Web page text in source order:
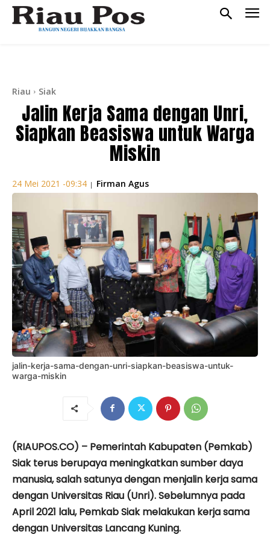
Riau Siak
Jalin Kerja Sama dengan Unri,
Siapkan Beasiswa untuk Warga
Miskin
24 Mei 2021 -09:34 | Firman Agus
jalin-kerja-sama-dengan-unri-siapkan-beasiswa-untuk-
warga-miskin
(RIAUPOS.CO) – Pemerintah Kabupaten (Pemkab)
Siak terus berupaya meningkatkan sumber daya
manusia, salah satunya dengan menjalin kerja sama
dengan Universitas Riau (Unri). Sebelumnya pada
April 2021 lalu, Pemkab Siak melakukan kerja sama
dengan Universitas Lancang Kuning.